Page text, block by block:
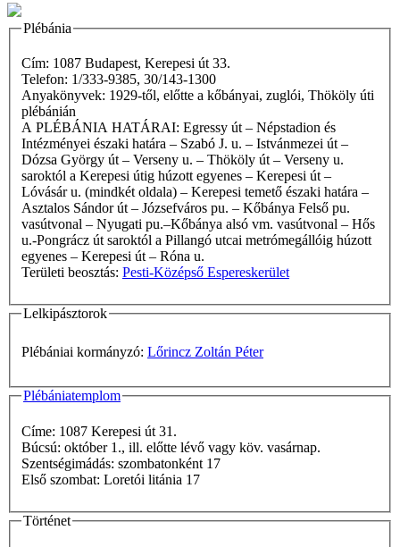
Plébánia
Cím: 1087 Budapest, Kerepesi út 33.
Telefon: 1/333-9385, 30/143-1300
Anyakönyvek: 1929-től, előtte a kőbányai, zuglói, Thököly úti
plébánián
A PLÉBÁNIA HATÁRAI: Egressy út – Népstadion és
Intézményei északi határa – Szabó J. u. – Istvánmezei út –
Dózsa György út – Verseny u. – Thököly út – Verseny u.
saroktól a Kerepesi útig húzott egyenes – Kerepesi út –
Lóvásár u. (mindkét oldala) – Kerepesi temető északi határa –
Asztalos Sándor út – Józsefváros pu. – Kőbánya Felső pu.
vasútvonal – Nyugati pu.–Kőbánya alsó vm. vasútvonal – Hős
u.-Pongrácz út saroktól a Pillangó utcai metrómegállóig húzott
egyenes – Kerepesi út – Róna u.
Területi beosztás: Pesti-Középső Espereskerület
Lelkipásztorok
Plébániai kormányzó: Lőrincz Zoltán Péter
Plébániatemplom
Címe: 1087 Kerepesi út 31.
Búcsú: október 1., ill. előtte lévő vagy köv. vasárnap.
Szentségimádás: szombatonként 17
Első szombat: Loretói litánia 17
Történet